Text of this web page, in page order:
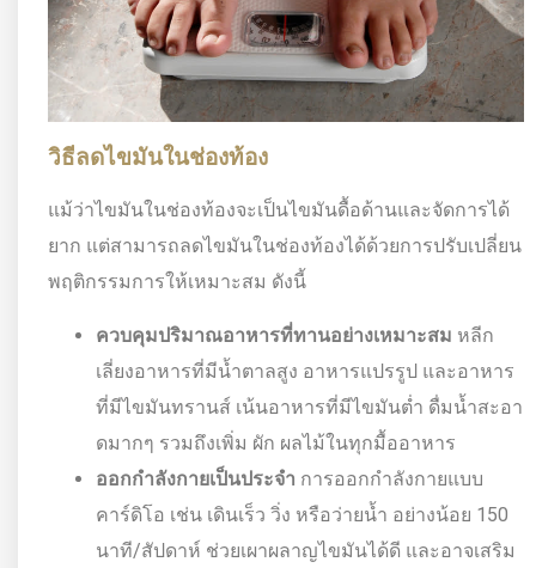
วิธีลดไขมันในช่องท้อง
แม้ว่าไขมันในช่องท้องจะเป็นไขมันดื้อด้านและจัดการได้
ยาก แต่สามารถลดไขมันในช่องท้องได้ด้วยการปรับเปลี่ยน
พฤติกรรมการให้เหมาะสม ดังนี้
ควบคุมปริมาณอาหารที่ทานอย่างเหมาะสม หลีก
เลี่ยงอาหารที่มีน้ำตาลสูง อาหารแปรรูป และอาหาร
ที่มีไขมันทรานส์ เน้นอาหารที่มีไขมันต่ำ ดื่มน้ำสะอา
ดมากๆ รวมถึงเพิ่ม ผัก ผลไม้ในทุกมื้ออาหาร
ออกกำลังกายเป็นประจำ การออกกำลังกายแบบ
คาร์ดิโอ เช่น เดินเร็ว วิ่ง หรือว่ายน้ำ อย่างน้อย 150
นาที/สัปดาห์ ช่วยเผาผลาญไขมันได้ดี และอาจเสริม